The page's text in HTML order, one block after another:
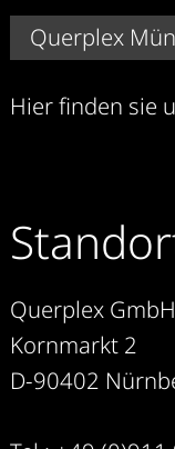
Querplex
Hier finden sie
Querplex
Kornmarkt 2
D-90402